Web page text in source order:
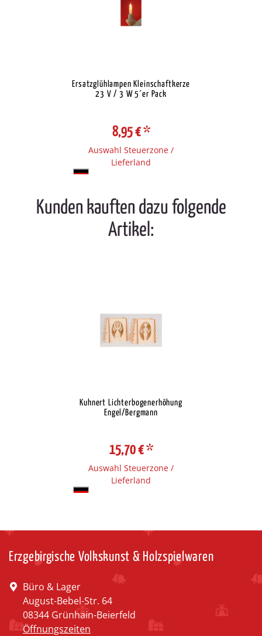
Ersatzglühlampen Kleinschaftkerze
23 V / 3 W 5´er Pack
8,95 €*
Auswahl Steuerzone /
Lieferland
Kunden kauften dazu folgende
Artikel:
Kuhnert Lichterbogenerhöhung
Engel/Bergmann
15,70 €*
Auswahl Steuerzone /
Lieferland
Erzgebirgische Volkskunst & Holzspielwaren
Büro & Lager
August-Bebel-Str. 64
08344 Grünhain-Beierfeld
Öffnungszeiten